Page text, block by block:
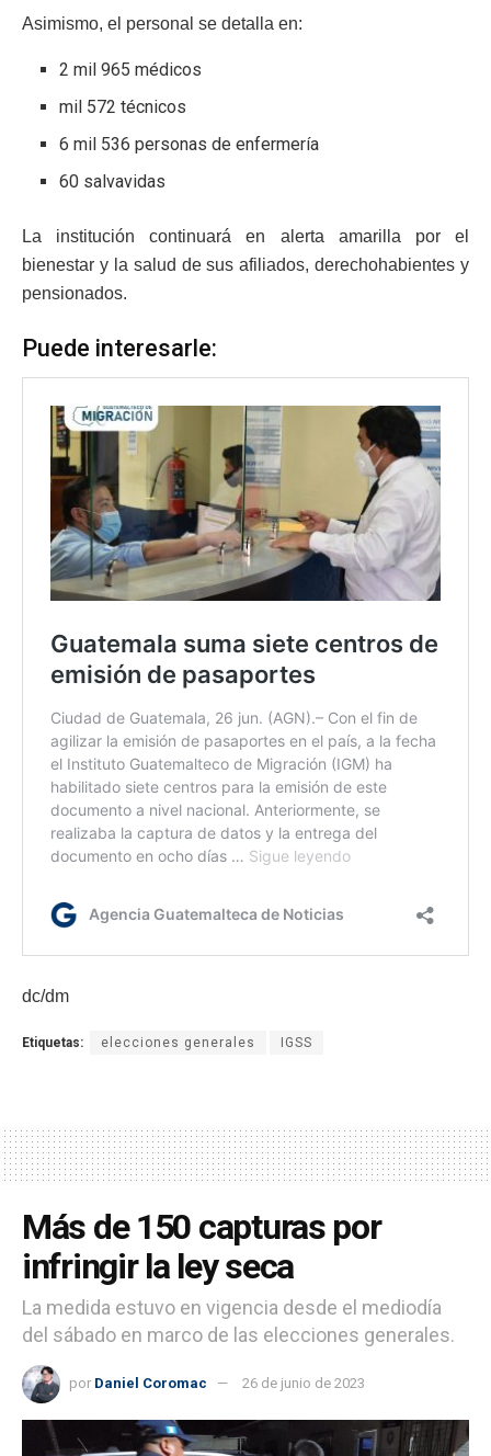
Asimismo, el personal se detalla en:
2 mil 965 médicos
mil 572 técnicos
6 mil 536 personas de enfermería
60 salvavidas
La institución continuará en alerta amarilla por el
bienestar y la salud de sus afiliados, derechohabientes y
pensionados.
Puede interesarle:
dc/dm
Etiquetas: elecciones generales IGSS
Más de 150 capturas por
infringir la ley seca
La medida estuvo en vigencia desde el mediodía
del sábado en marco de las elecciones generales.
por Daniel Coromac 26 de junio de 2023